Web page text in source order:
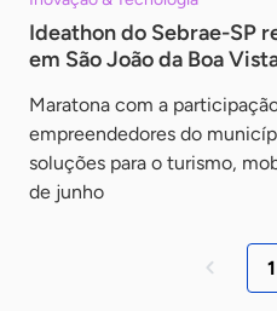
Ideathon do Sebrae-SP
em São João da Boa
Maratona com a
empreendedores do
soluções para o turismo,
de junho
1